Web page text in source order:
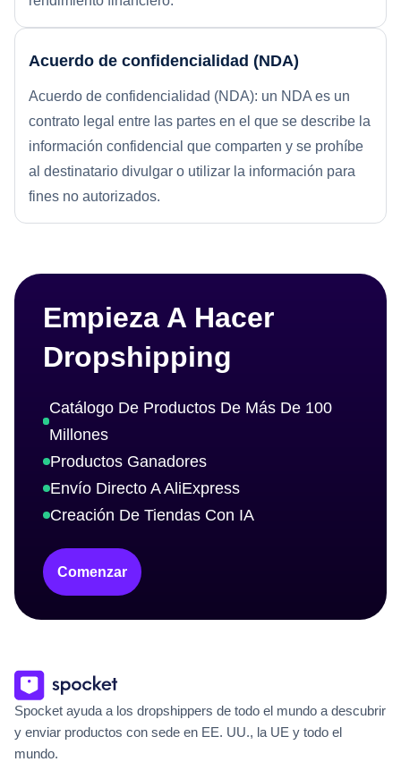
Acuerdo de confidencialidad (NDA)
Acuerdo de confidencialidad (NDA): un NDA es un
contrato legal entre las partes en el que se describe la
información confidencial que comparten y se prohíbe
al destinatario divulgar o utilizar la información para
fines no autorizados.
Empieza A Hacer
Dropshipping
Catálogo De Productos De Más De 100
Millones
Productos Ganadores
Envío Directo A AliExpress
Creación De Tiendas Con IA
Comenzar
Spocket ayuda a los dropshippers de todo el mundo a descubrir
y enviar productos con sede en EE. UU., la UE y todo el
mundo.